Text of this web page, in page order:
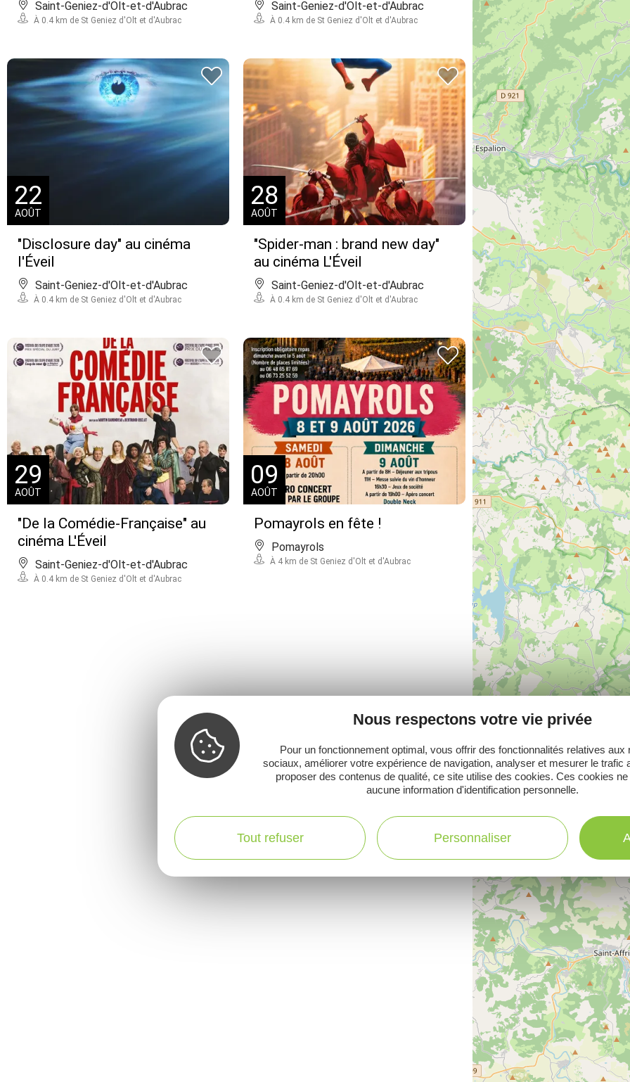
Saint-Geniez-d'Olt-et-d'Aubrac
À 0.4 km de St Geniez d'Olt et d'Aubrac
Saint-Geniez-d'Olt-et-d'Aubrac
À 0.4 km de St Geniez d'Olt et d'Aubrac
"Disclosure day" au cinéma
l'Éveil
22
AOÛT
Saint-Geniez-d'Olt-et-d'Aubrac
À 0.4 km de St Geniez d'Olt et d'Aubrac
"Spider-man : brand new day"
au cinéma L'Éveil
28
AOÛT
Saint-Geniez-d'Olt-et-d'Aubrac
À 0.4 km de St Geniez d'Olt et d'Aubrac
"De la Comédie-Française" au
cinéma L'Éveil
29
AOÛT
Saint-Geniez-d'Olt-et-d'Aubrac
À 0.4 km de St Geniez d'Olt et d'Aubrac
Pomayrols en fête !
09
AOÛT
Pomayrols
À 4 km de St Geniez d'Olt et d'Aubrac
Nous respectons votre vie privée
Pour un fonctionnement optimal, vous offrir des fonctionnalités relatives aux
sociaux, améliorer votre expérience de navigation, analyser et mesurer le trafic
proposer des contenus de qualité, ce site utilise des cookies. Ces cookies
aucune information d'identification personnelle.
Tout refuser Personnaliser